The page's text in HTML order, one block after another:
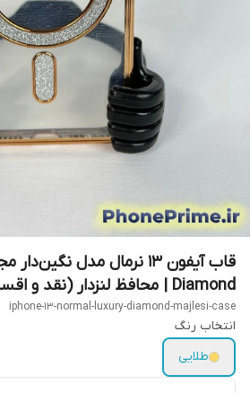
Diamond | محافظ لنزدار (نقد و اقساط) iphone 13
iphone-13-normal-luxury-diamond-majlesi-case
انتخاب رنگ
طلایی